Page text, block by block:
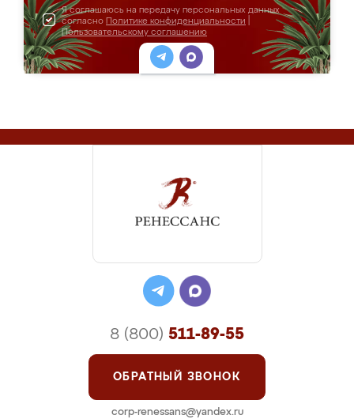
Я соглашаюсь на передачу персональных данных
согласно Политике конфиденциальности
Пользовательскому соглашению
8 (800) 511-89-55
ОБРАТНЫЙ ЗВОНОК
corp-renessans@yandex.ru